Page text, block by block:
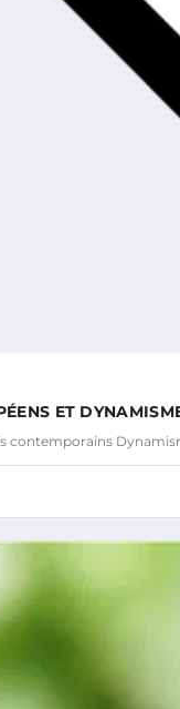
ET
contemporains